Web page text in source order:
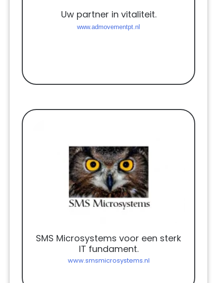
Uw partner in vitaliteit.
www.admovementpt.nl
SMS Microsystems voor een sterk
IT fundament.
www.smsmicrosystems.nl